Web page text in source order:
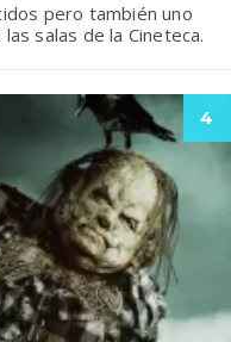
pero también uno
salas de la Cineteca.
4